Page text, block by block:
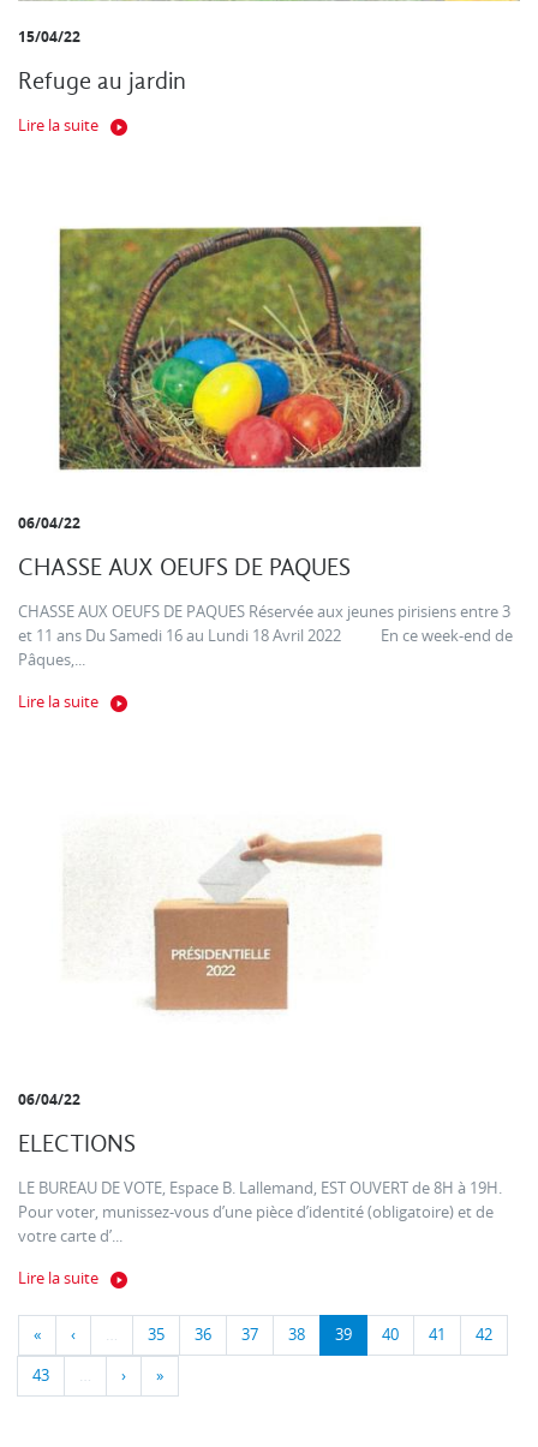
15/04/22
Refuge au jardin
Lire la suite
06/04/22
CHASSE AUX OEUFS DE PAQUES
CHASSE AUX OEUFS DE PAQUES Réservée aux jeunes pirisiens entre 3
et 11 ans Du Samedi 16 au Lundi 18 Avril 2022 En ce week-end de
Pâques,...
Lire la suite
06/04/22
ELECTIONS
LE BUREAU DE VOTE, Espace B. Lallemand, EST OUVERT de 8H à 19H.
Pour voter, munissez-vous d’une pièce d’identité (obligatoire) et de
votre carte d’...
Lire la suite
« ‹ … 35 36 37 38 39 40 41 42
43 … › »